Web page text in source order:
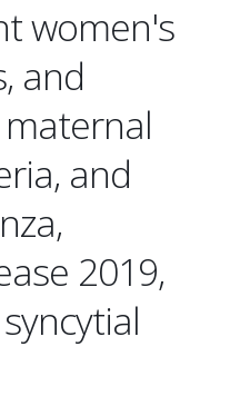
women's
and
and
2019,